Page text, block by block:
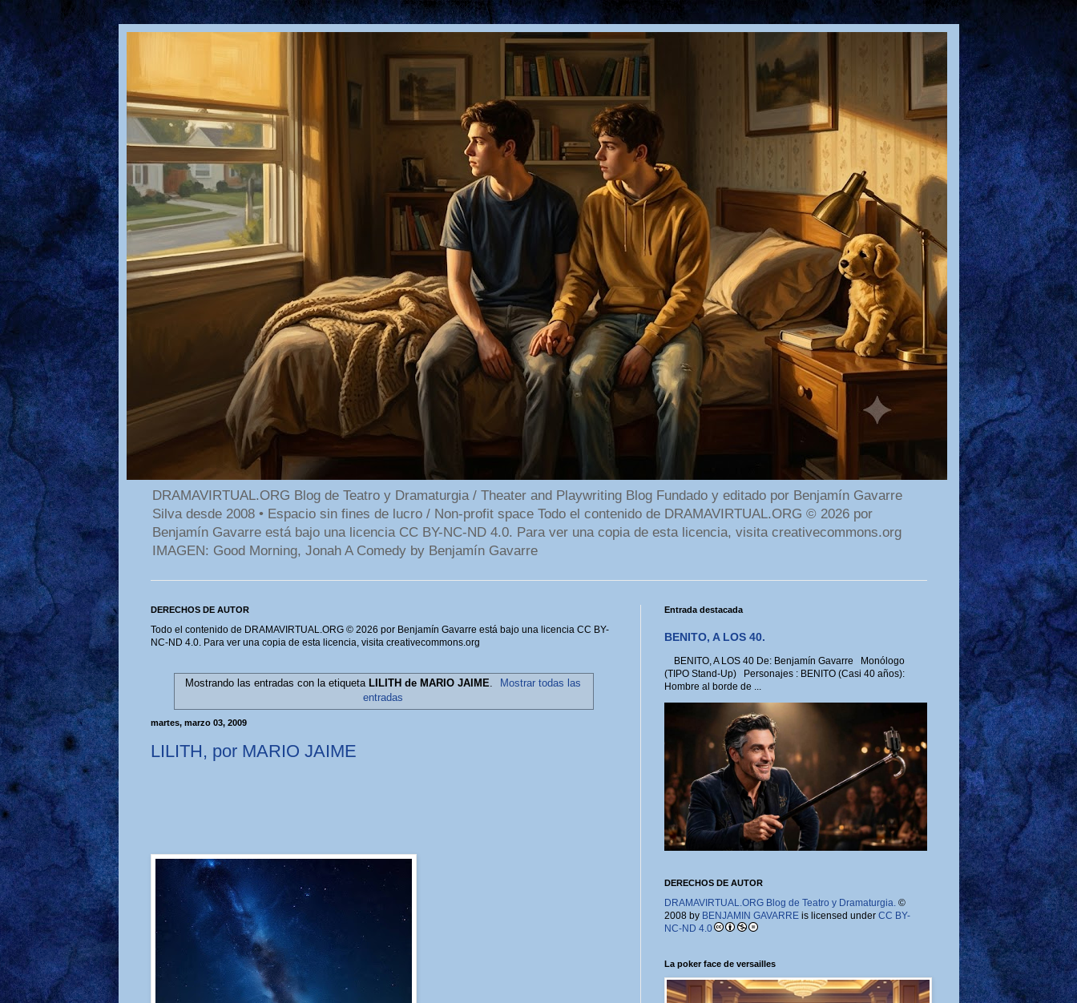
DRAMAVIRTUAL.ORG Blog de Teatro y Dramaturgia / Theater and Playwriting Blog Fundado y editado por Benjamín Gavarre
Silva desde 2008 • Espacio sin fines de lucro / Non-profit space Todo el contenido de DRAMAVIRTUAL.ORG © 2026 por
Benjamín Gavarre está bajo una licencia CC BY-NC-ND 4.0. Para ver una copia de esta licencia, visita creativecommons.org
IMAGEN: Good Morning, Jonah A Comedy by Benjamín Gavarre
DERECHOS DE AUTOR
Todo el contenido de DRAMAVIRTUAL.ORG © 2026 por Benjamín Gavarre está bajo una licencia CC BY-
NC-ND 4.0. Para ver una copia de esta licencia, visita creativecommons.org
Mostrando las entradas con la etiqueta LILITH de MARIO JAIME.
Mostrar todas las
entradas
martes, marzo 03, 2009
LILITH, por MARIO JAIME
Entrada destacada
BENITO, A LOS 40.
BENITO, A LOS 40 De: Benjamín Gavarre Monólogo
(TIPO Stand-Up) Personajes : BENITO (Casi 40 años):
Hombre al borde de ...
DERECHOS DE AUTOR
DRAMAVIRTUAL.ORG Blog de Teatro y Dramaturgia. ©
2008 by BENJAMIN GAVARREis licensed under CC BY-
NC-ND 4.0
La poker face de versailles